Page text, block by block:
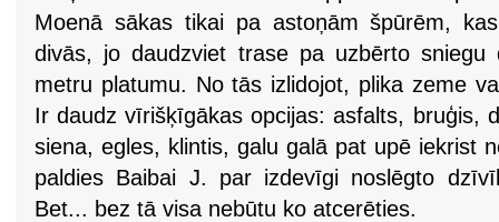
Moenā sākas tikai pa astoņām špūrēm,
divās, jo daudzviet trase pa uzbērto
metru platumu. No tās izlidojot, plika zeme
Ir daudz vīrišķīgākas opcijas: asfalts, bruģis,
siena, egles, klintis, galu galā pat upē iekrist
paldies Baibai J. par izdevīgi noslēgto
Bet... bez tā visa nebūtu ko atcerēties.